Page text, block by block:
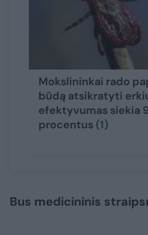
Mokslininkai rado
būdą atsikratyti
efektyvumas siekia
procentus (1)
Bus medicininis